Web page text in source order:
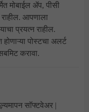
मोबाईल ॲप, पीसी
राहील. आपणाला
प्रयत्न राहील.
होणाऱ्या पोस्टचा अलर्ट
करावा.
सॉफ्टवेअर |